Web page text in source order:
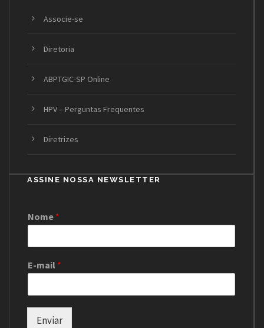
Associe-se
Diretoria
ABPTGIC-SP Online
HPV – Perguntas Frequentes
Diretrizes
ASSINE NOSSA NEWSLETTER
Nome *
E-mail *
Enviar